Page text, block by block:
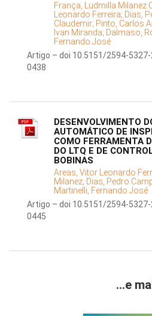
França, Ludmilla Milanez
Leonardo Ferreira; Dias,
Claudemir; Pinto, Carlos
Ivan Miranda; Dalmaso,
Fernando José
Artigo – doi 10.5151/2594-
0438
DESENVOLVIMENTO
AUTOMÁTICO DE
COMO FERRAMENTA
DO LTQ E DE
BOBINAS
Areas, Vitor Leonardo
Milanez; Dias, Pedro
Martinelli, Fernando José
Artigo – doi 10.5151/2594-
0445
...e